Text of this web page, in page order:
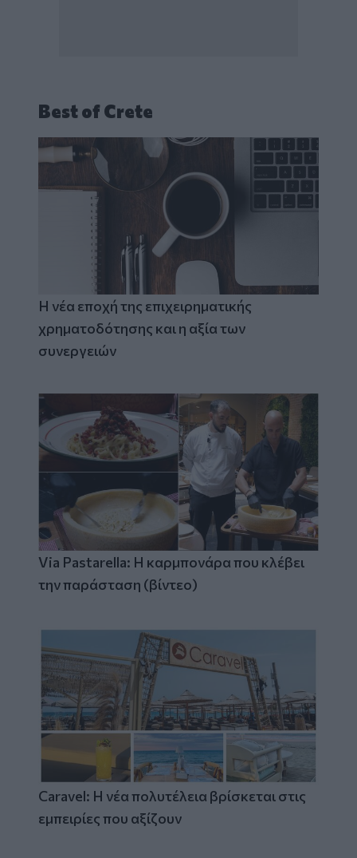
Best of Crete
Η νέα εποχή της επιχειρηματικής
χρηματοδότησης και η αξία των
συνεργειών
Via Pastarella: Η καρμπονάρα που κλέβει
την παράσταση (βίντεο)
Caravel: Η νέα πολυτέλεια βρίσκεται στις
εμπειρίες που αξίζουν